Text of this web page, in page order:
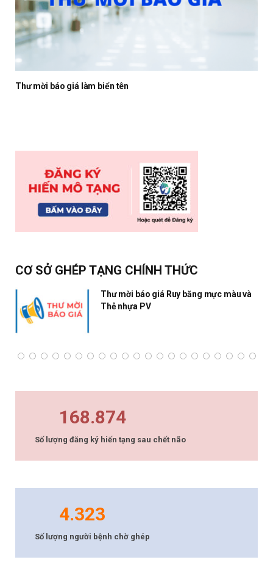
Thư mời báo giá làm biển tên
CƠ SỞ GHÉP TẠNG CHÍNH THỨC
Thư mời báo giá Ruy băng mực màu và
Thẻ nhựa PV
168.874
Số lượng đăng ký hiến tạng sau chết não
4.323
Số lượng người bệnh chờ ghép